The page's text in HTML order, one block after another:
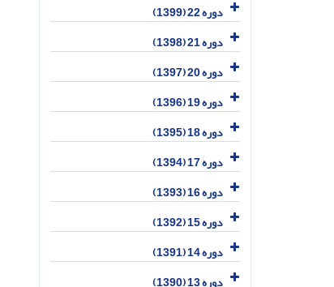
دوره 22 (1399)
دوره 21 (1398)
دوره 20 (1397)
دوره 19 (1396)
دوره 18 (1395)
دوره 17 (1394)
دوره 16 (1393)
دوره 15 (1392)
دوره 14 (1391)
دوره 13 (1390)